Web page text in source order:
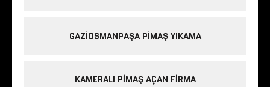
GAZIOSMANPAŞA PIMAŞ YIKAMA
KAMERALI PIMAŞ AÇAN FIRMA